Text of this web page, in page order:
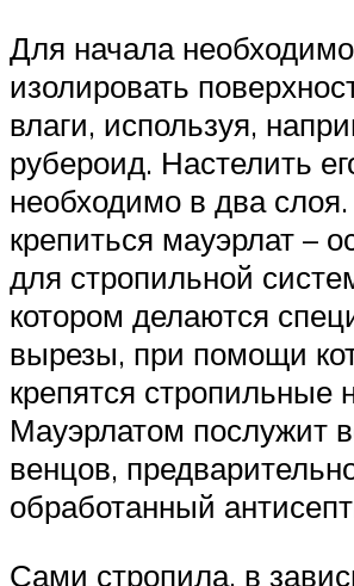
Для начала необходимо
изолировать
влаги, используя,
рубероид. Настелить
необходимо в два
крепиться мауэрлат –
для стропильной
котором делаются
вырезы, при помощи
крепятся стропильные
Мауэрлатом послужит
венцов,
обработанный
Сами стропила, в